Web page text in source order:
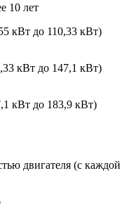
10 лет
кВт до 110,33 кВт)
кВт до 147,1 кВт)
кВт до 183,9 кВт)
двигателя (с каждой